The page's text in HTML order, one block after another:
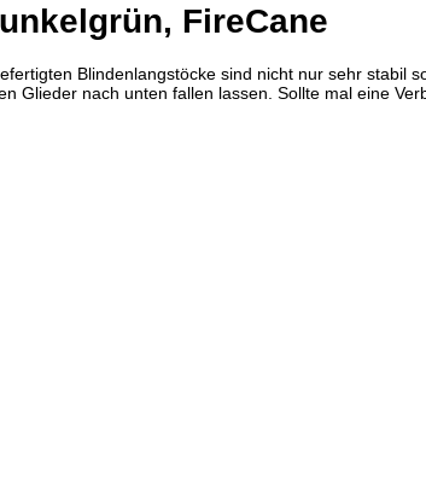
FireCane
Blindenlangstöcke sind nicht nur sehr stabil
Glieder nach unten fallen lassen. Sollte mal eine
die
eines
diesen
diese
Präqualifizierungszertifikat» 2021-